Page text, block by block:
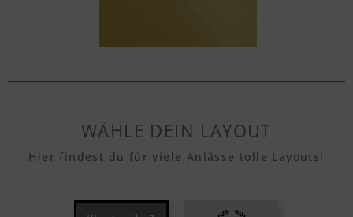
WÄHLE DEIN LAYOUT
Hier findest du für viele Anlässe tolle Layouts!